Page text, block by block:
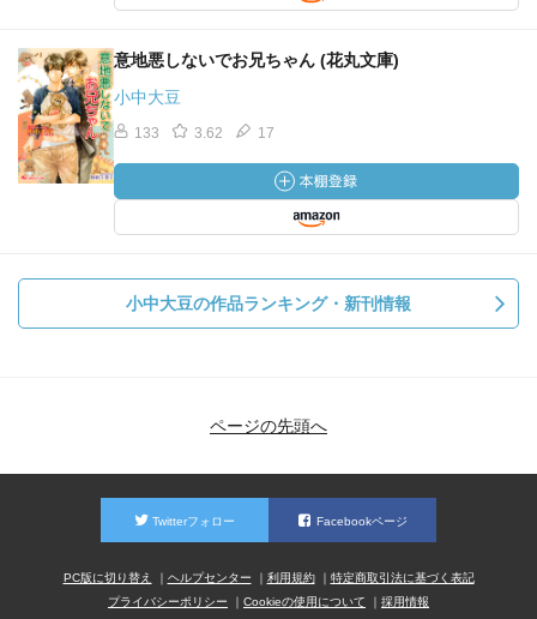
意地悪しないでお兄ちゃん (花丸文庫)
小中大豆
133 3.62 17
小中大豆の作品ランキング・新刊情報
ページの先頭へ
Twitterフォロー Facebookページ
PC版に切り替え ヘルプセンター 利用規約
特定商取引法に基づく表記
プライバシーポリシー
Cookieの使用について 採用情報